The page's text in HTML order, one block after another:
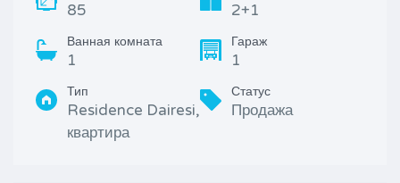
85 2+1
Ванная комната
1
Гараж
1
Тип
Residence Dairesi,
квартира
Статус
Продажа